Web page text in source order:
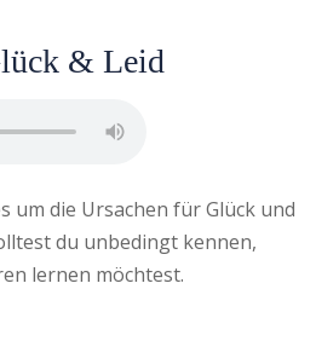
& Leid
um die Ursachen für Glück und
du unbedingt kennen,
lernen möchtest.